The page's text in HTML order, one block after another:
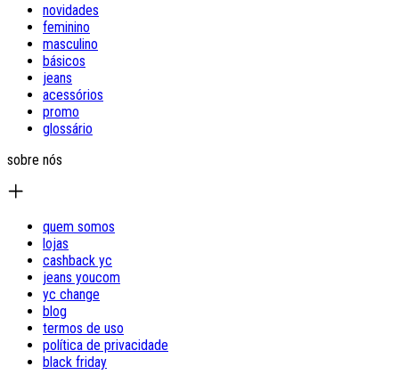
novidades
feminino
masculino
básicos
jeans
acessórios
promo
glossário
sobre nós
quem somos
lojas
cashback yc
jeans youcom
yc change
blog
termos de uso
política de privacidade
black friday